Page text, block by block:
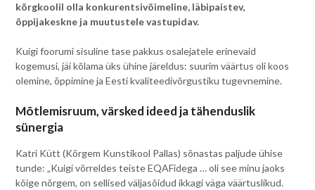
kõrgkoolil olla konkurentsivõimeline, läbipaistev,
õppijakeskne ja muutustele vastupidav.
Kuigi foorumi sisuline tase pakkus osalejatele erinevaid
kogemusi, jäi kõlama üks ühine järeldus: suurim väärtus oli koos
olemine, õppimine ja Eesti kvaliteedivõrgustiku tugevnemine.
Mõtlemisruum, värsked ideed ja tähenduslik
sünergia
Katri Kütt (Kõrgem Kunstikool Pallas) sõnastas paljude ühise
tunde: „Kuigi võrreldes teiste EQAFidega … oli see minu jaoks
kõige nõrgem, on sellised väljasõidud ikkagi väga väärtuslikud.